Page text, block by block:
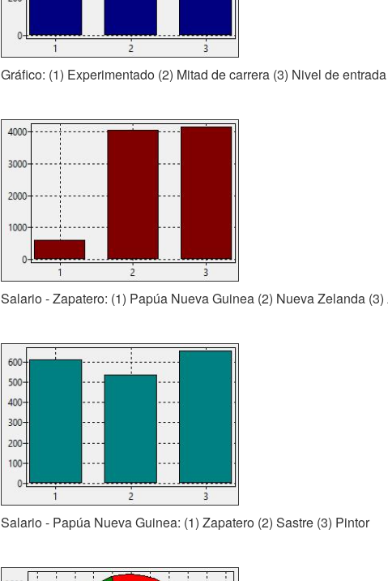
Gráfico: (1) Experimentado (2) Mitad de carrera (3) Nivel de entrada
Salario - Zapatero: (1) Papúa Nueva Guinea (2) Nueva Zelanda
Salario - Papúa Nueva Guinea: (1) Zapatero (2) Sastre (3) Pintor